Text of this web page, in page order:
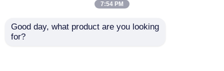
UP-1010 선택적 보조
7:54 PM
Good day, what product are you looking
for?